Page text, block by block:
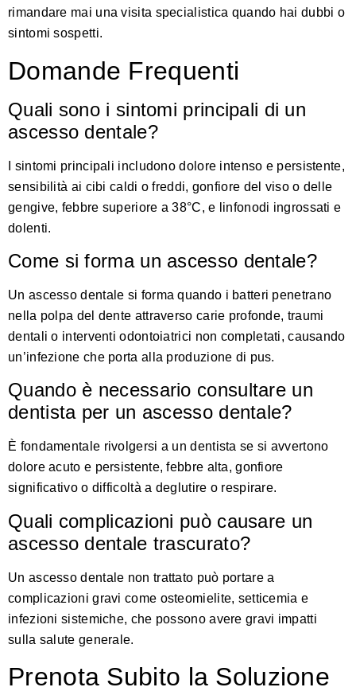
rimandare mai una visita specialistica quando hai dubbi o
sintomi sospetti.
Domande Frequenti
Quali sono i sintomi principali di un
ascesso dentale?
I sintomi principali includono dolore intenso e persistente,
sensibilità ai cibi caldi o freddi, gonfiore del viso o delle
gengive, febbre superiore a 38°C, e linfonodi ingrossati e
dolenti.
Come si forma un ascesso dentale?
Un ascesso dentale si forma quando i batteri penetrano
nella polpa del dente attraverso carie profonde, traumi
dentali o interventi odontoiatrici non completati, causando
un’infezione che porta alla produzione di pus.
Quando è necessario consultare un
dentista per un ascesso dentale?
È fondamentale rivolgersi a un dentista se si avvertono
dolore acuto e persistente, febbre alta, gonfiore
significativo o difficoltà a deglutire o respirare.
Quali complicazioni può causare un
ascesso dentale trascurato?
Un ascesso dentale non trattato può portare a
complicazioni gravi come osteomielite, setticemia e
infezioni sistemiche, che possono avere gravi impatti
sulla salute generale.
Prenota Subito la Soluzione